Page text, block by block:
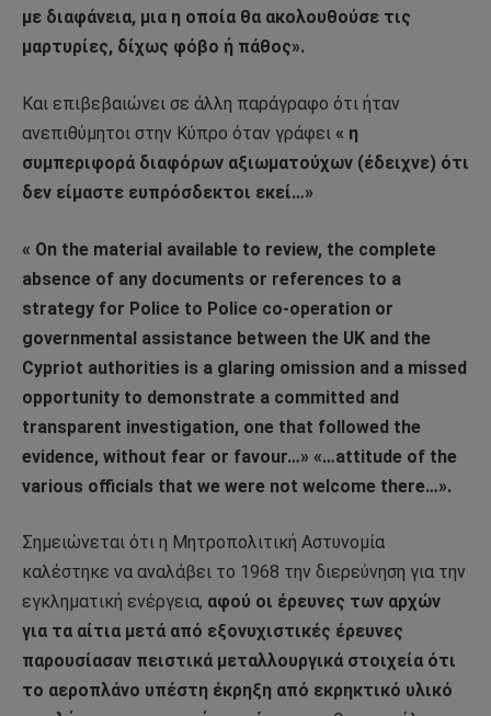
με διαφάνεια, μια η οποία θα ακολουθούσε τις
μαρτυρίες, δίχως φόβο ή πάθος».
Και επιβεβαιώνει σε άλλη παράγραφο ότι ήταν
ανεπιθύμητοι στην Κύπρο όταν γράφει « η
συμπεριφορά διαφόρων αξιωματούχων (έδειχνε) ότι
δεν είμαστε ευπρόσδεκτοι εκεί…»
« On the material available to review, the complete
absence of any documents or references to a
strategy for Police to Police co-operation or
governmental assistance between the UK and the
Cypriot authorities is a glaring omission and a missed
opportunity to demonstrate a committed and
transparent investigation, one that followed the
evidence, without fear or favour…» «…attitude of the
various officials that we were not welcome there…».
Σημειώνεται ότι η Μητροπολιτική Αστυνομία
καλέστηκε να αναλάβει το 1968 την διερεύνηση για την
εγκληματική ενέργεια, αφού οι έρευνες των αρχών
για τα αίτια μετά από εξονυχιστικές έρευνες
παρουσίασαν πειστικά μεταλλουργικά στοιχεία ότι
το αεροπλάνο υπέστη έκρηξη από εκρηκτικό υλικό